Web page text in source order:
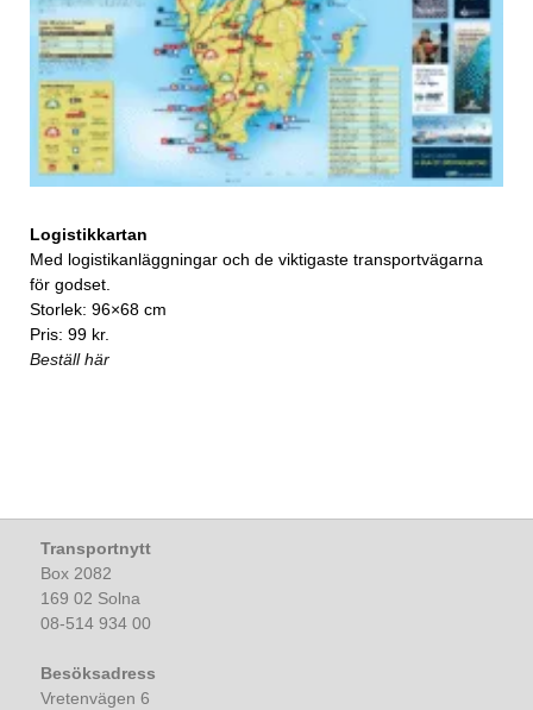
Logistikkartan
Med logistikanläggningar och de viktigaste transportvägarna
för godset.
Storlek: 96×68 cm
Pris: 99 kr.
Beställ här
Transportnytt
Box 2082
169 02 Solna
08-514 934 00
Besöksadress
Vretenvägen 6